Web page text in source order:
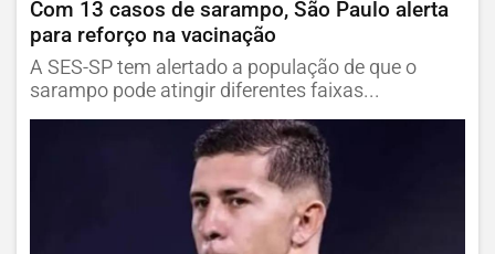
Com 13 casos de sarampo, São Paulo alerta
para reforço na vacinação
A SES-SP tem alertado a população de que o
sarampo pode atingir diferentes faixas...